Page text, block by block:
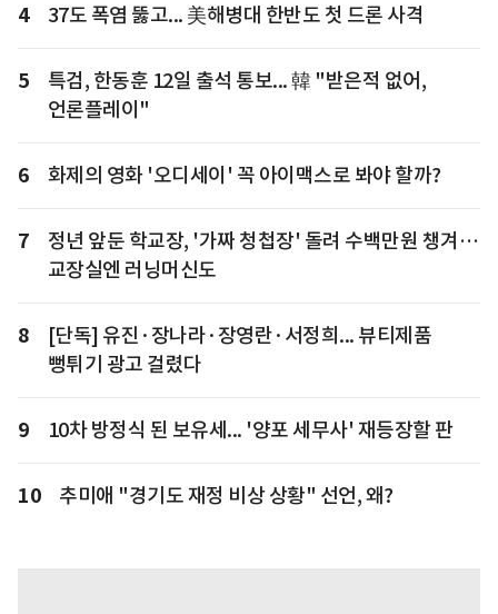
4 37도 폭염 뚫고... 美해병대 한반도 첫 드론 사격
5
특검, 한동훈 12일 출석 통보... 韓 "받은적 없어,
언론플레이"
6 화제의 영화 '오디세이' 꼭 아이맥스로 봐야 할까?
7
정년 앞둔 학교장, '가짜 청첩장' 돌려 수백만원 챙겨…
교장실엔 러닝머신도
8
[단독] 유진·장나라·장영란·서정희... 뷰티제품
뻥튀기 광고 걸렸다
9 10차 방정식 된 보유세... '양포 세무사' 재등장할 판
10 추미애 "경기도 재정 비상 상황" 선언, 왜?